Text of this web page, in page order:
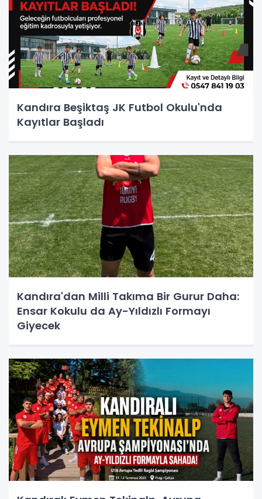
Kandıra Beşiktaş JK Futbol Okulu'nda
Kayıtlar Başladı
Kandıra'dan Milli Takıma Bir Gurur Daha:
Ensar Kokulu da Ay-Yıldızlı Formayı
Giyecek